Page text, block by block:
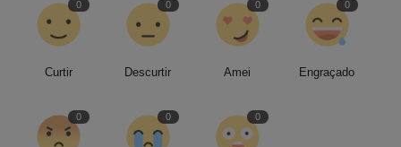
0
Curtir
0
Descurtir
0
Amei
0
Engraçado
0 0 0